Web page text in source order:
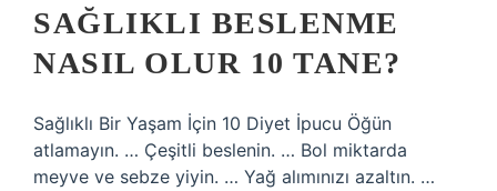
SAĞLIKLI BESLENME
NASIL OLUR 10 TANE?
Sağlıklı Bir Yaşam İçin 10 Diyet İpucu Öğün
atlamayın. … Çeşitli beslenin. … Bol miktarda
meyve ve sebze yiyin. … Yağ alımınızı azaltın. …